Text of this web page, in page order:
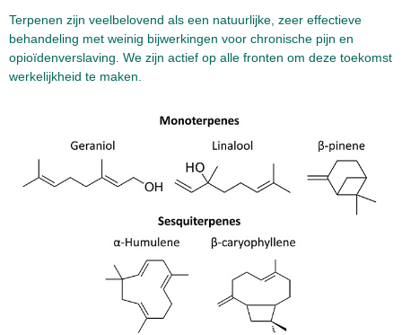
Terpenen zijn veelbelovend als een natuurlijke, zeer effectieve
behandeling met weinig bijwerkingen voor chronische pijn en
opioïdenverslaving. We zijn actief op alle fronten om deze toekomst
werkelijkheid te maken.